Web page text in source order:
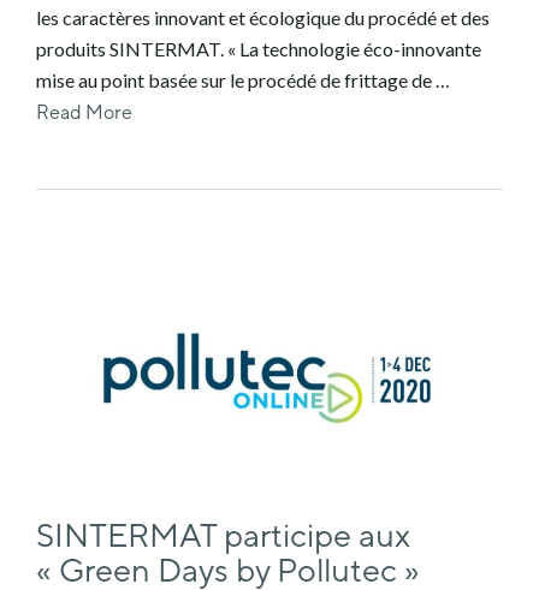
les caractères innovant et écologique du procédé et des
produits SINTERMAT. « La technologie éco-innovante
mise au point basée sur le procédé de frittage de …
Read More
SINTERMAT participe aux
« Green Days by Pollutec »